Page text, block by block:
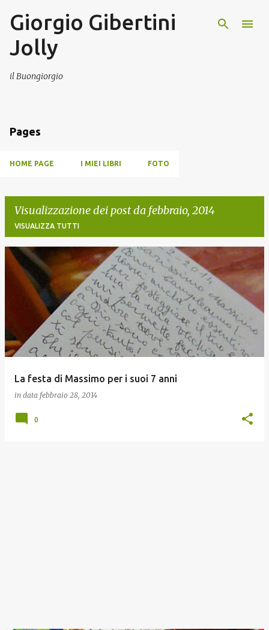
Passa ai contenuti principali
Giorgio Gibertini
Jolly
il Buongiorgio
Pages
HOME PAGE I MIEI LIBRI FOTO
Visualizzazione dei post da febbraio, 2014
VISUALIZZA TUTTI
P
La festa di Massimo per i suoi 7 anni
in data febbraio 28, 2014
0